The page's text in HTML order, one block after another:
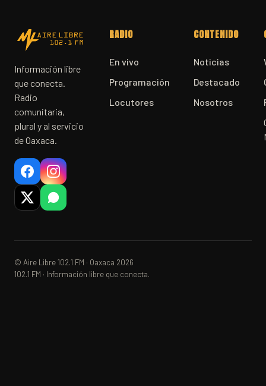
Información libre
que conecta.
Radio
comunitaria,
plural y al servicio
de Oaxaca.
RADIO
En vivo
Programación
Locutores
CONTENIDO
Noticias
Destacado
Nosotros
© Aire Libre 102.1 FM · Oaxaca 2026
102.1 FM · Información libre que conecta.